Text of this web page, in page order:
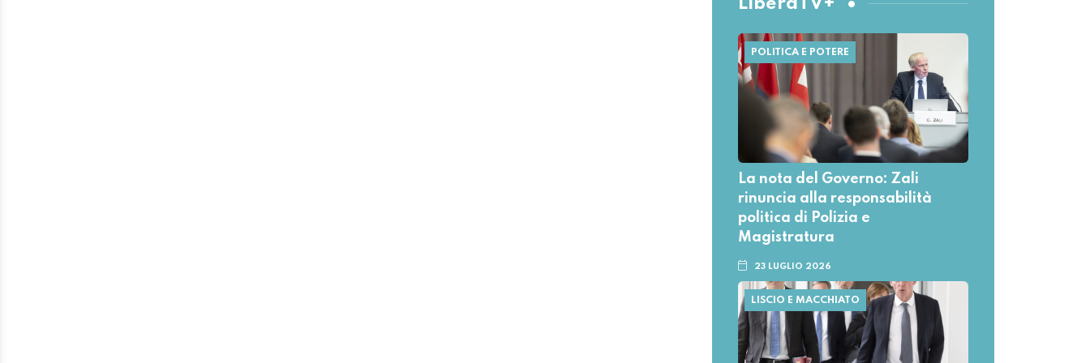
POLITICA E POTERE
La nota del Governo: Zali
rinuncia alla responsabilità
politica di Polizia e
Magistratura
23 LUGLIO 2026
LISCIO E MACCHIATO